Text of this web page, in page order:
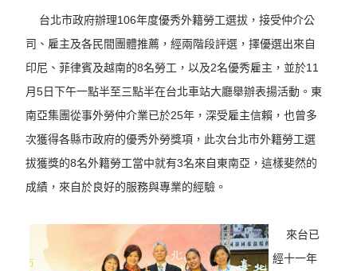
台北市政府辦理106年度優秀外籍勞工選拔，接受仲介公
司、雇主及各民間團體推薦，經兩階段評選，擇優選出來自
印尼、菲律賓及越南的8名勞工，以及2名優秀雇主，並於11
月5日下午一點半至三點半在台北車站大廳舉辦表揚活動。東
南亞集團從事外勞仲介業已於25年，深受雇主信賴，也曾多
次獲得各縣市政府的優秀外勞獎項，此次台北市外籍勞工選
拔獲獎的8名外籍勞工當中就有3名來自東南亞，這樣斐然的
成績，來自於良好的服務與專業的經驗。
來台已
經十一年